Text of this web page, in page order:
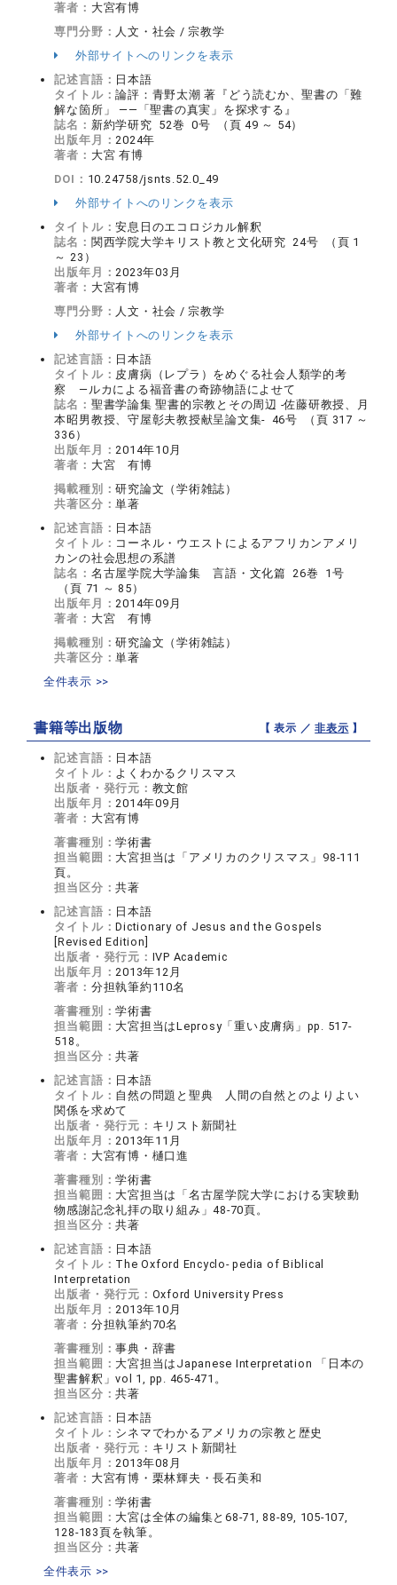
著者： 大宮有博
専門分野： 人文・社会 / 宗教学
外部サイトへのリンクを表示
記述言語： 日本語
タイトル：論評：青野太潮 著『どう読むか、聖書の「難
解な箇所」 ――「聖書の真実」を探求する』
誌名： 新約学研究 52巻 0号 （頁 49 ～ 54）
出版年月：2024年
著者： 大宮 有博
DOI： 10.24758/jsnts.52.0_49
外部サイトへのリンクを表示
タイトル：安息日のエコロジカル解釈
誌名： 関西学院大学キリスト教と文化研究 24号 （頁 1
～ 23）
出版年月：2023年03月
著者： 大宮有博
専門分野： 人文・社会 / 宗教学
外部サイトへのリンクを表示
記述言語： 日本語
タイトル： 皮膚病（レプラ）をめぐる社会人類学的考
察 ―ルカによる福音書の奇跡物語によせて
誌名： 聖書学論集 聖書的宗教とその周辺 -佐藤研教授、月
本昭男教授、守屋彰夫教授献呈論文集- 46号 （頁 317 ～
336）
出版年月：2014年10月
著者： 大宮 有博
掲載種別：研究論文（学術雑誌）
共著区分：単著
記述言語： 日本語
タイトル： コーネル・ウエストによるアフリカンアメリ
カンの社会思想の系譜
誌名： 名古屋学院大学論集 言語・文化篇 26巻 1号
（頁 71 ～ 85）
出版年月：2014年09月
著者： 大宮 有博
掲載種別：研究論文（学術雑誌）
共著区分：単著
全件表示 >>
書籍等出版物 【 表示 ／非表示 】
記述言語： 日本語
タイトル： よくわかるクリスマス
出版者・発行元： 教文館
出版年月：2014年09月
著者： 大宮有博
著書種別：学術書
担当範囲： 大宮担当は「アメリカのクリスマス」98-111
頁。
担当区分：共著
記述言語： 日本語
タイトル：Dictionary of Jesus and the Gospels
[Revised Edition]
出版者・発行元： IVP Academic
出版年月：2013年12月
著者： 分担執筆約110名
著書種別：学術書
担当範囲： 大宮担当はLeprosy「重い皮膚病」pp. 517-
518。
担当区分：共著
記述言語： 日本語
タイトル： 自然の問題と聖典 人間の自然とのよりよい
関係を求めて
出版者・発行元： キリスト新聞社
出版年月：2013年11月
著者： 大宮有博・樋口進
著書種別：学術書
担当範囲： 大宮担当は「名古屋学院大学における実験動
物感謝記念礼拝の取り組み」48-70頁。
担当区分：共著
記述言語： 日本語
タイトル： The Oxford Encyclo- pedia of Biblical
Interpretation
出版者・発行元： Oxford University Press
出版年月：2013年10月
著者： 分担執筆約70名
著書種別：事典・辞書
担当範囲： 大宮担当はJapanese Interpretation 「日本の
聖書解釈」vol 1, pp. 465-471。
担当区分：共著
記述言語： 日本語
タイトル： シネマでわかるアメリカの宗教と歴史
出版者・発行元： キリスト新聞社
出版年月：2013年08月
著者： 大宮有博・栗林輝夫・長石美和
著書種別：学術書
担当範囲： 大宮は全体の編集と68-71, 88-89, 105-107,
128-183頁を執筆。
担当区分：共著
全件表示 >>